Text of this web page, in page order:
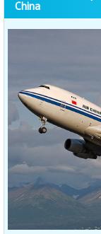
China